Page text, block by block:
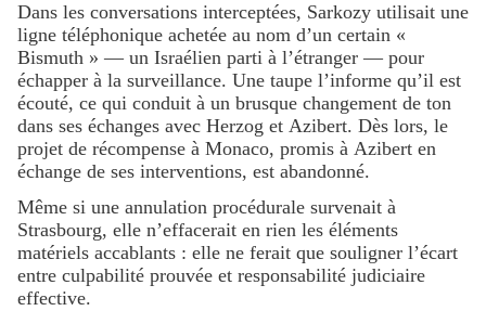
Dans les conversations interceptées, Sarkozy utilisait une
ligne téléphonique achetée au nom d’un certain «
Bismuth » — un Israélien parti à l’étranger — pour
échapper à la surveillance. Une taupe l’informe qu’il est
écouté, ce qui conduit à un brusque changement de ton
dans ses échanges avec Herzog et Azibert. Dès lors, le
projet de récompense à Monaco, promis à Azibert en
échange de ses interventions, est abandonné.
Même si une annulation procédurale survenait à
Strasbourg, elle n’effacerait en rien les éléments
matériels accablants : elle ne ferait que souligner l’écart
entre culpabilité prouvée et responsabilité judiciaire
effective.